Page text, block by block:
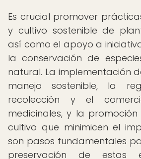
Es crucial promover
y cultivo sostenible de
así como el apoyo a
la conservación de
natural. La implementación
manejo sostenible, la
recolección y el
medicinales, y la
cultivo que minimicen el
son pasos fundamentales
preservación de estas